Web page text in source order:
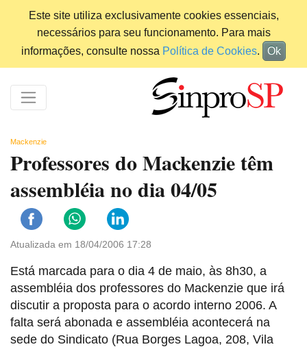
Este site utiliza exclusivamente cookies essenciais,
necessários para seu funcionamento. Para mais
informações, consulte nossa Política de Cookies. Ok
Mackenzie
Professores do Mackenzie têm
assembléia no dia 04/05
Atualizada em 18/04/2006 17:28
Está marcada para o dia 4 de maio, às 8h30, a
assembléia dos professores do Mackenzie que irá
discutir a proposta para o acordo interno 2006. A
falta será abonada e assembléia acontecerá na
sede do Sindicato (Rua Borges Lagoa, 208, Vila